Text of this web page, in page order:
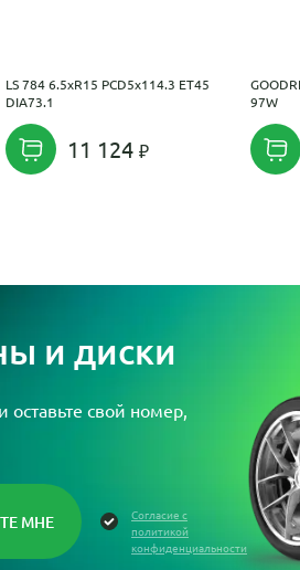
LS 784 6.5xR15 PCD5x114.3 ET45
DIA73.1
11 124
97W
и диски
оставьте свой номер,
Согласие с
политикой
конфиденциальности